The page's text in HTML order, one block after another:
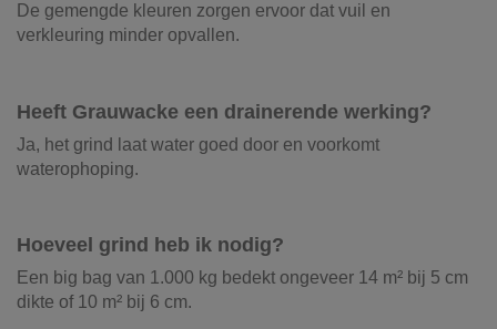
De gemengde kleuren zorgen ervoor dat vuil en
verkleuring minder opvallen.
Heeft Grauwacke een drainerende werking?
Ja, het grind laat water goed door en voorkomt
waterophoping.
Hoeveel grind heb ik nodig?
Een big bag van 1.000 kg bedekt ongeveer 14 m² bij 5 cm
dikte of 10 m² bij 6 cm.